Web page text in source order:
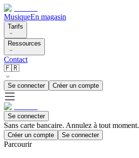
MusiqueEn magasin
Tarifs
Ressources
Contact
🇫🇷
Se connecter Créer un compte
Se connecter
Sans carte bancaire. Annulez à tout moment.
Créer un compte Se connecter
Parcourir